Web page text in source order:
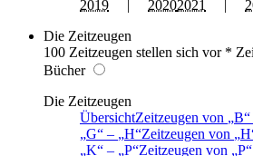
2019 | 20202021 |
Die Zeitzeugen
100 Zeitzeugen stellen sich vor *
Bücher
Die Zeitzeugen
ÜbersichtZeitzeugen von B
G
– H Zeitzeugen von H
K
– P Zeitzeugen von P